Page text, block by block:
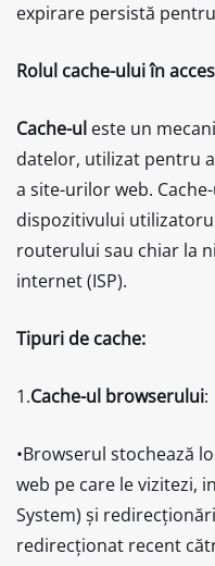
expirare persistă
Rolul cache-ului în
Cache-ul este un
datelor, utilizat pentru
a site-urilor web.
dispozitivului
routerului sau chiar la
internet (ISP).
Tipuri de cache:
1.Cache-ul browserului:
•Browserul stochează
web pe care le vizitezi,
System) și
redirecționat recent